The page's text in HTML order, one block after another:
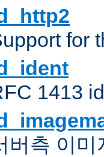
for
1413
버측 이미